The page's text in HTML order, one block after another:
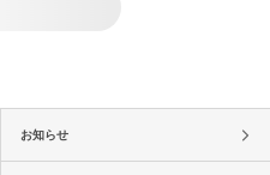
お知らせ